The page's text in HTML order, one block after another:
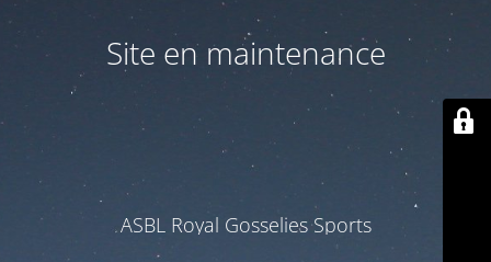
Site en maintenance
ASBL Royal Gosselies Sports